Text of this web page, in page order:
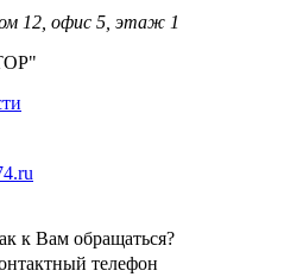
12, офис 5, этаж 1
к Вам обращаться?
телефон